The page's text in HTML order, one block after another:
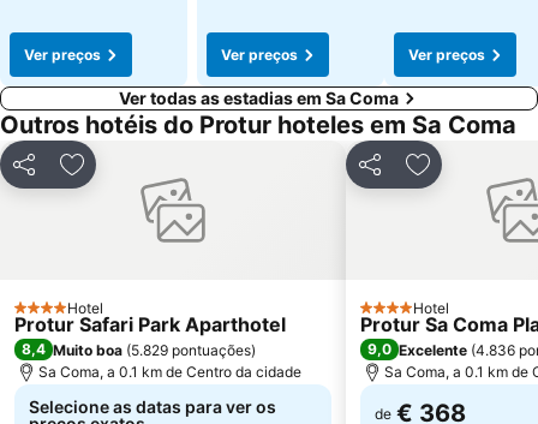
Ver preços Ver preços Ver preços
Ver todas as estadias em Sa Coma
Outros hotéis do Protur hoteles em Sa Coma
PartilharAdicionar aos favoritos
4 Estrelas
Hotel
Protur Safari Park Aparthotel
8,4 Muito boa (5.829 pontuações)
Sa Coma, a 0.1 km de Centro da cidade
Selecione as datas para ver os
PartilharAdicionar
4 Estrelas
Hotel
Protur Sa Coma
9,0 Excelente (4.836
Sa Coma, a 0.1 km de
de € 368